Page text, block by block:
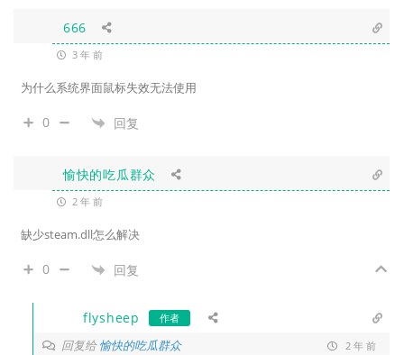
666
3 年 前
为什么系统界面鼠标失效无法使用
0 回复
愉快的吃瓜群众
2 年 前
缺少steam.dll怎么解决
0 回复
flysheep 作者
回复给愉快的吃瓜群众 2 年 前